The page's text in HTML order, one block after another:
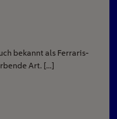
bekannt als Ferraris-
Art. […]